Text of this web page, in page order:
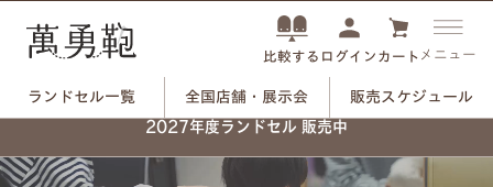
比較する ログイン カート メニュー
販売スケジュール
ランドセル一覧
全国店舗・展示会
2027年度ランドセル 販売中